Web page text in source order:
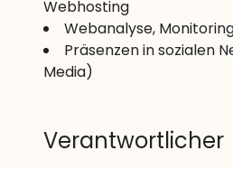
Webhosting
Webanalyse,
Präsenzen in sozialen
Media)
Verantwortlicher